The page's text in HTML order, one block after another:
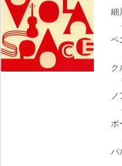
細
ペ
ク
ポ
パ